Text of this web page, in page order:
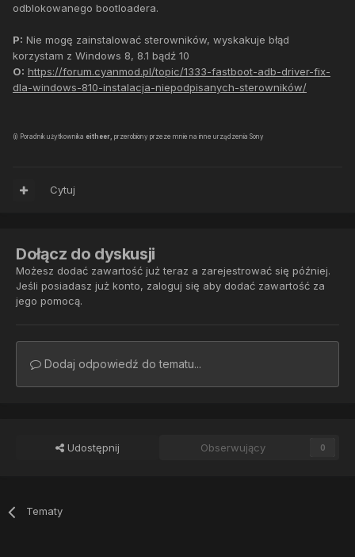
odblokowanego bootloadera.
P: Nie mogę zainstalować sterowników, wyskakuje błąd
korzystam z Windows 8, 8.1 bądź 10
O: https://forum.cyanmod.pl/topic/1333-fastboot-adb-driver-fix-
dla-windows-810-instalacja-niepodpisanych-sterowników/
(i) Poradnik użytkownika eitheer, przerobiony przeze mnie na inne urządzenia Sony
Cytuj
Dołącz do dyskusji
Możesz dodać zawartość już teraz a zarejestrować się później.
Jeśli posiadasz już konto, zaloguj się aby dodać zawartość za
jego pomocą.
Dodaj odpowiedź do tematu...
Udostępnij Obserwujący 0
Tematy